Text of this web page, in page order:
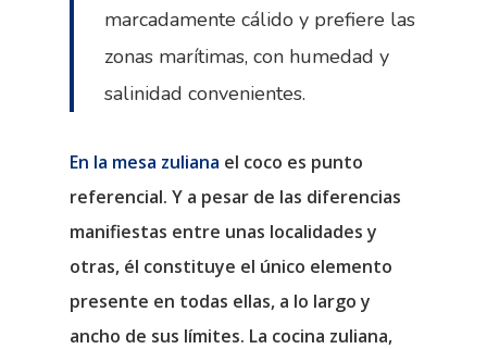
marcadamente cálido y prefiere las
zonas marítimas, con humedad y
salinidad convenientes.
En la mesa zuliana el coco es punto
referencial. Y a pesar de las diferencias
manifiestas entre unas localidades y
otras, él constituye el único elemento
presente en todas ellas, a lo largo y
ancho de sus límites. La cocina zuliana,